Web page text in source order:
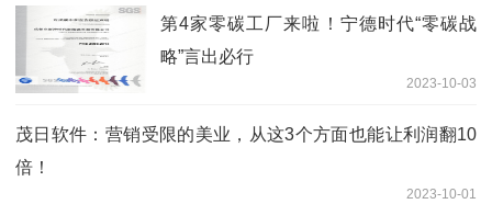
第4家零碳工厂来啦！宁德时代“零碳战
略”言出必行
2023-10-03
茂日软件：营销受限的美业，从这3个方面也能让利润翻10
倍！
2023-10-01